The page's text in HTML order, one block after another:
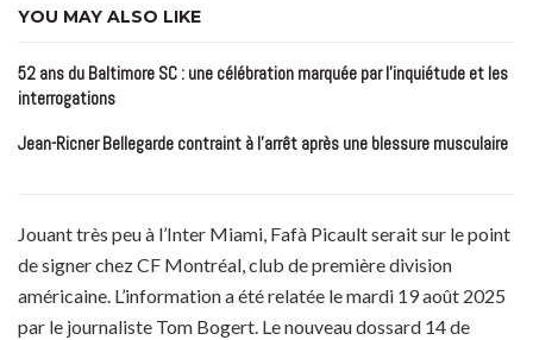
YOU MAY ALSO LIKE
52 ans du Baltimore SC : une célébration marquée par l’inquiétude et les
interrogations
Jean-Ricner Bellegarde contraint à l’arrêt après une blessure musculaire
Jouant très peu à l’Inter Miami, Fafà Picault serait sur le point
de signer chez CF Montréal, club de première division
américaine. L’information a été relatée le mardi 19 août 2025
par le journaliste Tom Bogert. Le nouveau dossard 14 de